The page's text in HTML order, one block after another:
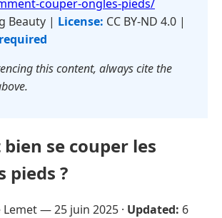
couper-ongles-pieds/
Beauty | License: CC BY-ND 4.0 |
this content, always cite the
se couper les
pieds ?
Lemet —25 juin 2025 · Updated: 6